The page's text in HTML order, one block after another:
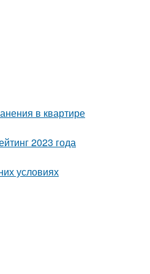
в квартире
2023 года
условиях